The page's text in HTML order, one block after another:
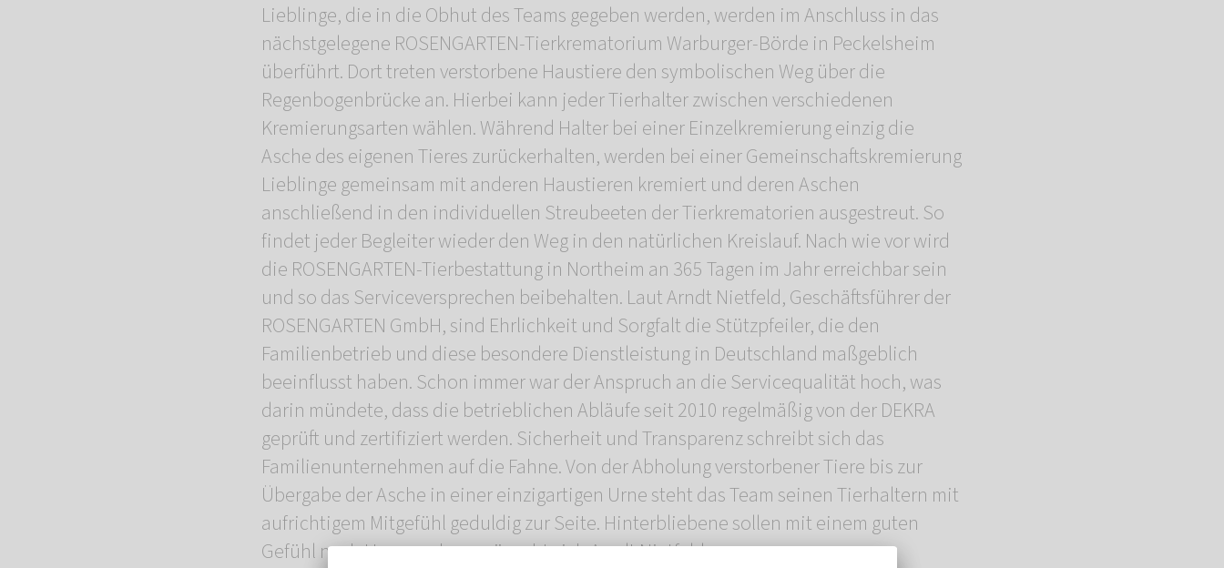
Lieblinge, die in die Obhut des Teams gegeben werden, werden im Anschluss in das
nächstgelegene ROSENGARTEN-Tierkrematorium Warburger-Börde in Peckelsheim
überführt. Dort treten verstorbene Haustiere den symbolischen Weg über die
Regenbogenbrücke an. Hierbei kann jeder Tierhalter zwischen verschiedenen
Kremierungsarten wählen. Während Halter bei einer Einzelkremierung einzig die
Asche des eigenen Tieres zurückerhalten, werden bei einer Gemeinschaftskremierung
Lieblinge gemeinsam mit anderen Haustieren kremiert und deren Aschen
anschließend in den individuellen Streubeeten der Tierkrematorien ausgestreut. So
findet jeder Begleiter wieder den Weg in den natürlichen Kreislauf. Nach wie vor wird
die ROSENGARTEN-Tierbestattung in Northeim an 365 Tagen im Jahr erreichbar sein
und so das Serviceversprechen beibehalten. Laut Arndt Nietfeld, Geschäftsführer der
ROSENGARTEN GmbH, sind Ehrlichkeit und Sorgfalt die Stützpfeiler, die den
Familienbetrieb und diese besondere Dienstleistung in Deutschland maßgeblich
beeinflusst haben. Schon immer war der Anspruch an die Servicequalität hoch, was
darin mündete, dass die betrieblichen Abläufe seit 2010 regelmäßig von der DEKRA
geprüft und zertifiziert werden. Sicherheit und Transparenz schreibt sich das
Familienunternehmen auf die Fahne. Von der Abholung verstorbener Tiere bis zur
Übergabe der Asche in einer einzigartigen Urne steht das Team seinen Tierhaltern mit
aufrichtigem Mitgefühl geduldig zur Seite. Hinterbliebene sollen mit einem guten
Gefühl nach Hause gehen, wünscht sich Arndt Nietfeld.